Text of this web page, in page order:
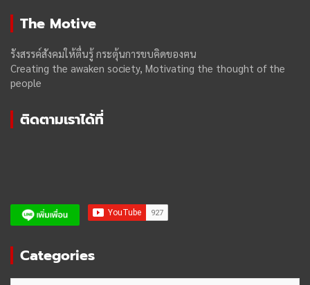
The Motive
รังสรรค์สังคมให้ตื่นรู้ กระตุ้นการขบคิดของฅน
Creating the awaken society, Motivating the thought of the
people
ติดตามเราได้ที่
Categories